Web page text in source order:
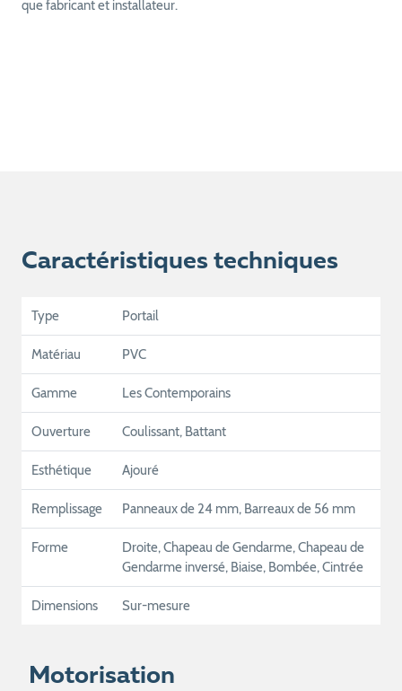
que fabricant et installateur.
Caractéristiques techniques
Type Portail
Matériau PVC
Gamme Les Contemporains
Ouverture Coulissant, Battant
Esthétique Ajouré
Remplissage Panneaux de 24 mm, Barreaux de 56 mm
Forme
Droite, Chapeau de Gendarme, Chapeau de
Gendarme inversé, Biaise, Bombée, Cintrée
Dimensions Sur-mesure
Motorisation